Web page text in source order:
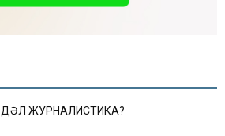
ДӘЛ ЖУРНАЛИСТИКА?